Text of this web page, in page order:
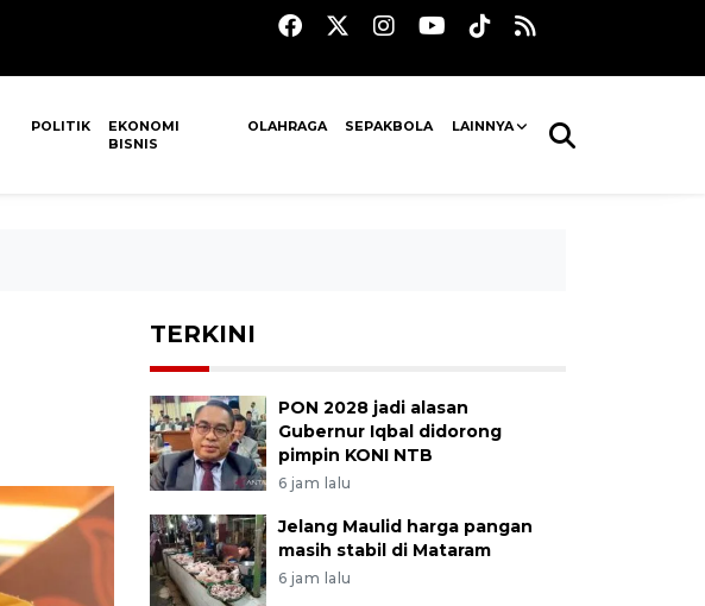
POLITIK
EKONOMI
BISNIS
OLAHRAGA SEPAKBOLA LAINNYA
TERKINI
PON 2028 jadi alasan
Gubernur Iqbal didorong
pimpin KONI NTB
6 jam lalu
Jelang Maulid harga pangan
masih stabil di Mataram
6 jam lalu